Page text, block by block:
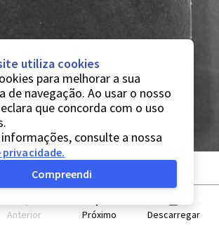
Anterior Próximo Descarregar
utiliza cookies
para melhorar a sua
de navegação. Ao usar o nosso
que concorda com o uso
consulte a nossa
.
Compreendi